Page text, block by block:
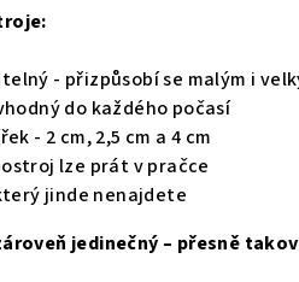
- přizpůsobí se malým i
do každého počasí
- 2 cm, 2,5 cm a 4 cm
lze prát v pračce
jinde nenajdete
jedinečný – přesně